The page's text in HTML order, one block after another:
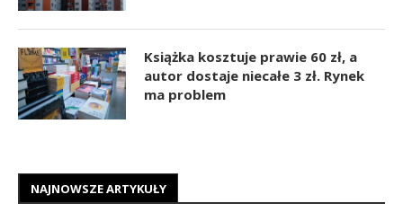
Książka kosztuje prawie 60 zł, a
autor dostaje niecałe 3 zł. Rynek
ma problem
NAJNOWSZE ARTYKUŁY